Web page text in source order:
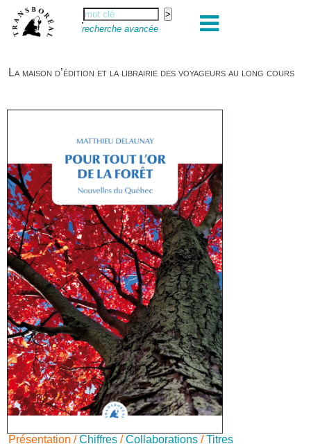
recherche avancée
La maison d’édition et la librairie des voyageurs au long cours
Présentation /Chiffres /Collaborations /Titres